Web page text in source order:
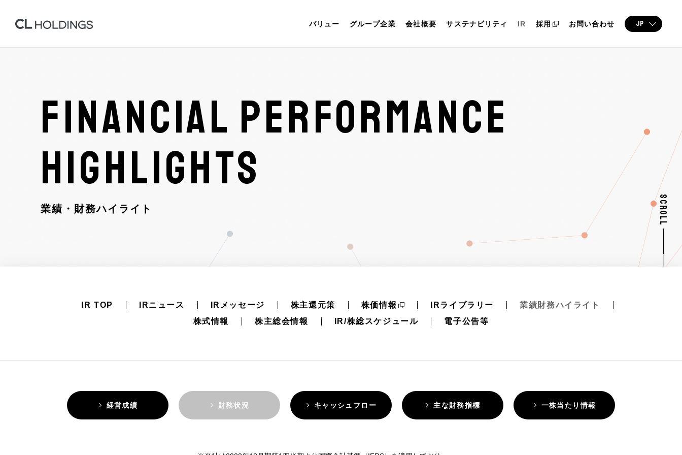
バリュー グループ企業 会社概要 サステナビリティ IR 採用 お問い合わせ JP
FINANCIAL PERFORMANCE
HIGHLIGHTS
業績・財務ハイライト SCROLL
IR TOP IRニュース IRメッセージ 株主還元策 株価情報 IRライブラリー
業績財務ハイライト
株式情報
株主総会情報 IR/株総スケジュール 電子公告等
経営成績 財務状況 キャッシュフロー 主な財務指標 一株当たり情報